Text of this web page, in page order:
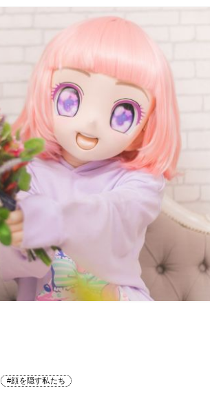
#顔を隠す私たち